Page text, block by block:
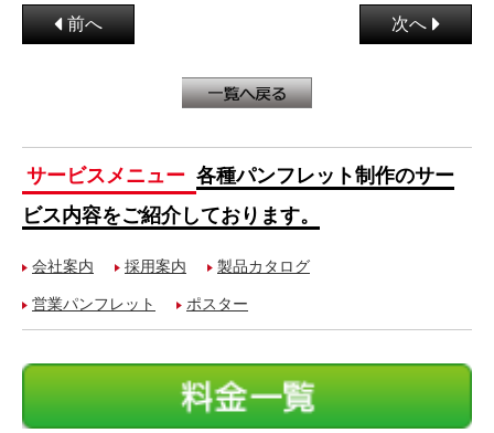
前へ 次へ
サービスメニュー 各種パンフレット制作のサー
ビス内容をご紹介しております。
会社案内 採用案内 製品カタログ
営業パンフレット ポスター